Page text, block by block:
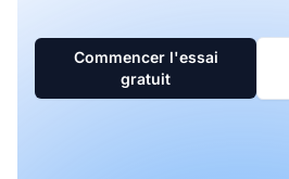
Commencer l'essai
gratuit